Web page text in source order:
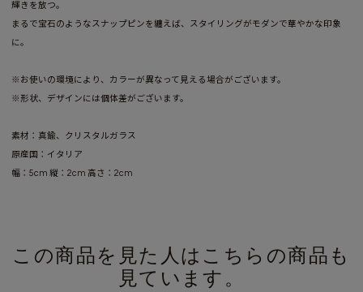
輝きを放つ。
まるで宝石のようなスナップピンを纏えば、スタイリングがモダンで華やかな印象
に。
※お使いの環境により、カラーが異なって見える場合がございます。
※形状、デザインには個体差がございます。
素材：真鍮、クリスタルガラス
原産国：イタリア
幅：5cm 縦：2cm 高さ：2cm
この商品を見た人はこちらの商品も
見ています。